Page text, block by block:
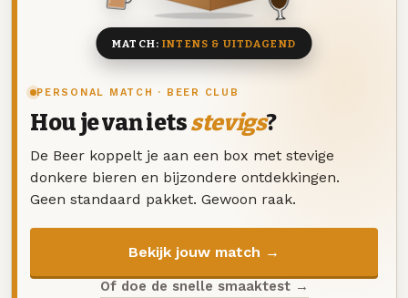
PERSONAL MATCH · BEER CLUB
Hou je van ietsstevigs?
De Beer koppelt je aan een box met stevige
donkere bieren en bijzondere ontdekkingen.
Geen standaard pakket. Gewoon raak.
Bekijk jouw match →
Of doe de snelle smaaktest →
MATCH:INTENS & UITDAGEND